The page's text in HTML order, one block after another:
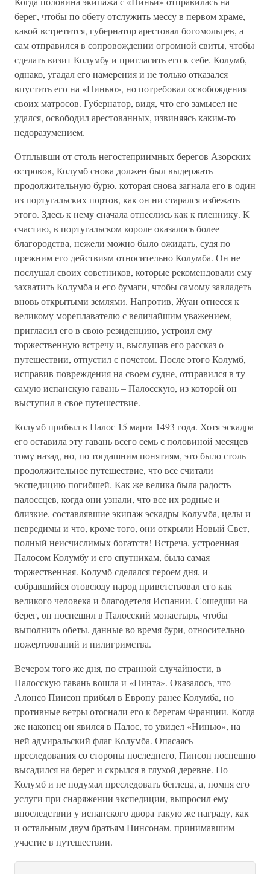
берег, чтобы по обету отслужить мессу в первом храме,
какой встретится, губернатор арестовал богомольцев, а
сам отправился в сопровождении огромной свиты, чтобы
сделать визит Колумбу и пригласить его к себе. Колумб,
однако, угадал его намерения и не только отказался
впустить его на «Нинью», но потребовал освобождения
своих матросов. Губернатор, видя, что его замысел не
удался, освободил арестованных, извиняясь каким-то
недоразумением.
Отплывши от столь негостеприимных берегов Азорских
островов, Колумб снова должен был выдержать
продолжительную бурю, которая снова загнала его в один
из португальских портов, как он ни старался избежать
этого. Здесь к нему сначала отнеслись как к пленнику. К
счастию, в португальском короле оказалось более
благородства, нежели можно было ожидать, судя по
прежним его действиям относительно Колумба. Он не
послушал своих советников, которые рекомендовали ему
захватить Колумба и его бумаги, чтобы самому завладеть
вновь открытыми землями. Напротив, Жуан отнесся к
великому мореплавателю с величайшим уважением,
пригласил его в свою резиденцию, устроил ему
торжественную встречу и, выслушав его рассказ о
путешествии, отпустил с почетом. После этого Колумб,
исправив повреждения на своем судне, отправился в ту
самую испанскую гавань – Палосскую, из которой он
выступил в свое путешествие.
Колумб прибыл в Палос 15 марта 1493 года. Хотя эскадра
его оставила эту гавань всего семь с половиной месяцев
тому назад, но, по тогдашним понятиям, это было столь
продолжительное путешествие, что все считали
экспедицию погибшей. Как же велика была радость
палоссцев, когда они узнали, что все их родные и
близкие, составлявшие экипаж эскадры Колумба, целы и
невредимы и что, кроме того, они открыли Новый Свет,
полный неисчислимых богатств! Встреча, устроенная
Палосом Колумбу и его спутникам, была самая
торжественная. Колумб сделался героем дня, и
собравшийся отовсюду народ приветствовал его как
великого человека и благодетеля Испании. Сошедши на
берег, он поспешил в Палосский монастырь, чтобы
выполнить обеты, данные во время бури, относительно
пожертвований и пилигримства.
Вечером того же дня, по странной случайности, в
Палосскую гавань вошла и «Пинта». Оказалось, что
Алонсо Пинсон прибыл в Европу ранее Колумба, но
противные ветры отогнали его к берегам Франции. Когда
же наконец он явился в Палос, то увидел «Нинью», на
ней адмиральский флаг Колумба. Опасаясь
преследования со стороны последнего, Пинсон поспешно
высадился на берег и скрылся в глухой деревне. Но
Колумб и не подумал преследовать беглеца, а, помня его
услуги при снаряжении экспедиции, выпросил ему
впоследствии у испанского двора такую же награду, как
и остальным двум братьям Пинсонам, принимавшим
участие в путешествии.